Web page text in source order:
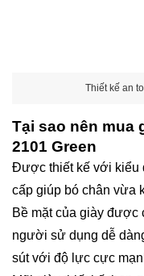
Thiết kế an
Tại sao nên mua
2101 Green
Được thiết kế với kiểu
cấp giúp bó chân vừa
Bề mặt của giày được
người sử dụng dễ
sút với độ lực cực